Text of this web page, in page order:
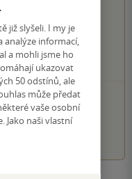
PRODUKTU
již slyšeli. I my je
analýze informací,
a mohli jsme ho
ukazovat
50 odstínů, ale
může předat
vaše osobní
Jako naši vlastní